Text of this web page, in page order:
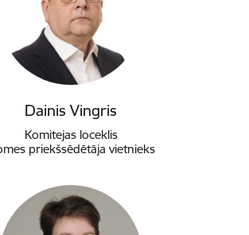
Dainis Vingris
Komitejas loceklis
priekšsēdētāja vietnieks